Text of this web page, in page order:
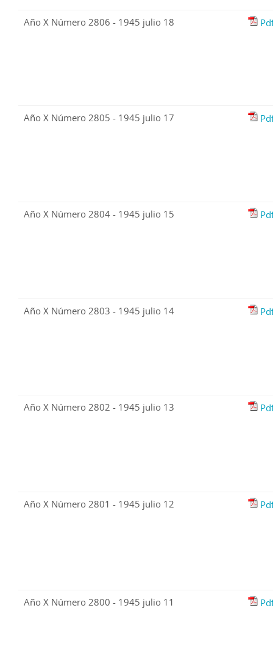
Año X Número 2806 - 1945 julio 18
Año X Número 2805 - 1945 julio 17
Año X Número 2804 - 1945 julio 15
Año X Número 2803 - 1945 julio 14
Año X Número 2802 - 1945 julio 13
Año X Número 2801 - 1945 julio 12
Año X Número 2800 - 1945 julio 11